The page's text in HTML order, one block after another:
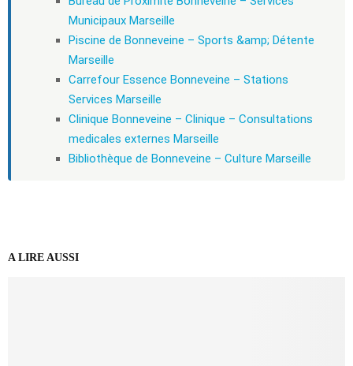
Municipaux Marseille
Piscine de Bonneveine – Sports &amp; Détente
Marseille
Carrefour Essence Bonneveine – Stations
Services Marseille
Clinique Bonneveine – Clinique – Consultations
medicales externes Marseille
Bibliothèque de Bonneveine – Culture Marseille
A LIRE AUSSI